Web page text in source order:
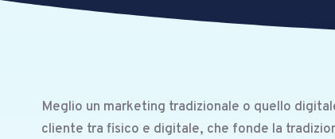
Meglio un marketing tradizionale o quello
cliente tra fisico e digitale, che fonde la